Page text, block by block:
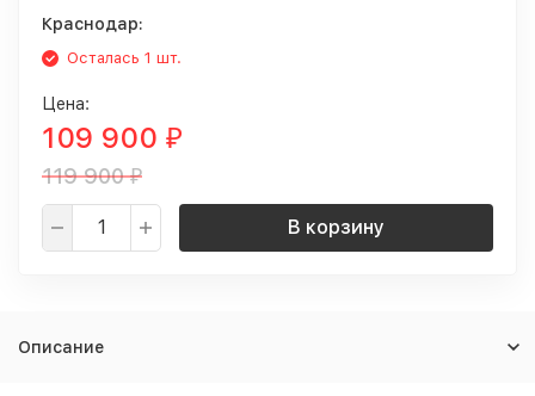
Краснодар:
Осталась 1 шт.
Цена:
109 900 ₽
119 900₽
В корзину
Описание